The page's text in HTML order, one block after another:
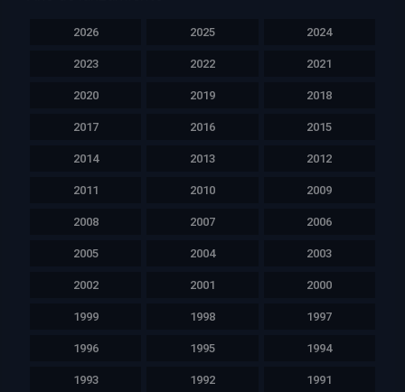
2026 2025 2024
2023 2022 2021
2020 2019 2018
2017 2016 2015
2014 2013 2012
2011 2010 2009
2008 2007 2006
2005 2004 2003
2002 2001 2000
1999 1998 1997
1996 1995 1994
1993 1992 1991